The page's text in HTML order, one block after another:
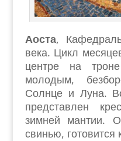
Аоста,
века. Цикл
центре на
молодым,
Солнце и Луна.
представлен
зимней мантии.
свинью, готовится